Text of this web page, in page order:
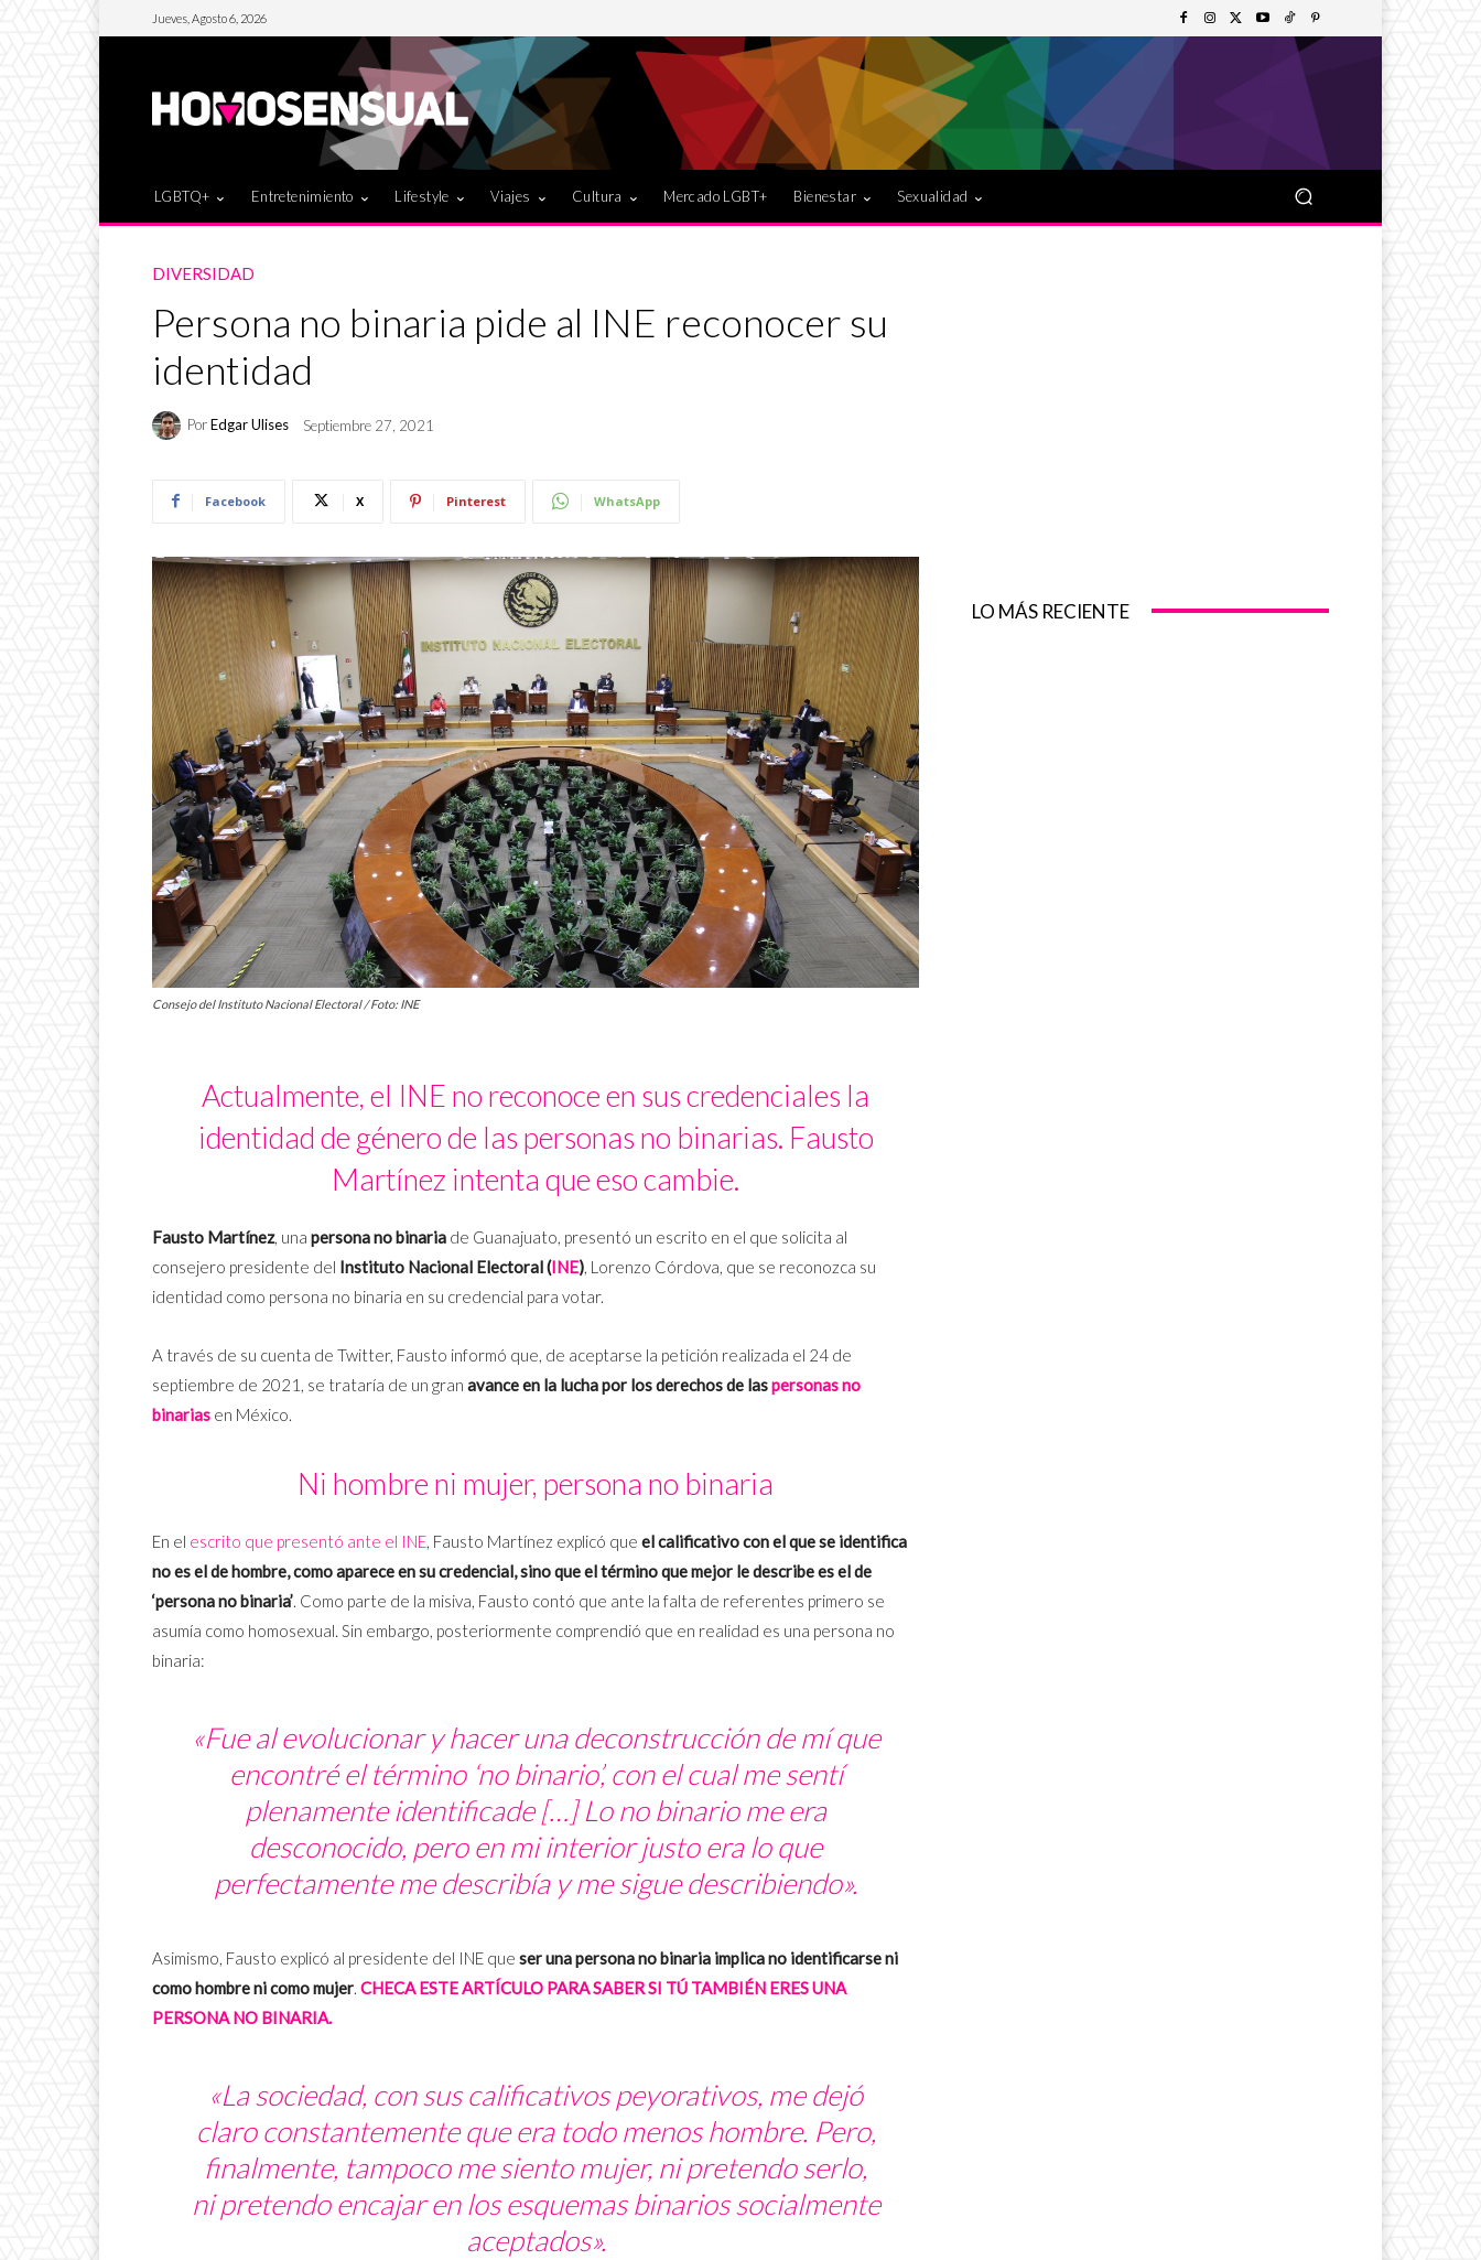
Jueves, Agosto 6, 2026
LGBTQ+ Entretenimiento Lifestyle Viajes Cultura Mercado LGBT+ Bienestar Sexualidad
DIVERSIDAD
Persona no binaria pide al INE reconocer su
identidad
PorEdgar Ulises Septiembre 27, 2021
Facebook X Pinterest WhatsApp
Consejo del Instituto Nacional Electoral / Foto: INE
Actualmente, el INE no reconoce en sus credenciales la
identidad de género de las personas no binarias. Fausto
Martínez intenta que eso cambie.
Fausto Martínez, una persona no binaria de Guanajuato, presentó un escrito en el que solicita al
consejero presidente del Instituto Nacional Electoral (INE), Lorenzo Córdova, que se reconozca su
identidad como persona no binaria en su credencial para votar.
A través de su cuenta de Twitter, Fausto informó que, de aceptarse la petición realizada el 24 de
septiembre de 2021, se trataría de un gran avance en la lucha por los derechos de laspersonas no
binarias en México.
Ni hombre ni mujer, persona no binaria
En el escrito que presentó ante el INE, Fausto Martínez explicó que el calificativo con el que se identifica
no es el de hombre, como aparece en su credencial, sino que el término que mejor le describe es el de
‘persona no binaria’. Como parte de la misiva, Fausto contó que ante la falta de referentes primero se
asumía como homosexual. Sin embargo, posteriormente comprendió que en realidad es una persona no
binaria:
«Fue al evolucionar y hacer una deconstrucción de mí que
encontré el término ‘no binario’, con el cual me sentí
plenamenteidentificade[…] Lo no binario me era
desconocido, pero en mi interior justo era lo que
perfectamente me describía y me sigue describiendo».
Asimismo, Fausto explicó al presidente del INE que ser una persona no binaria implica no identificarse ni
como hombre ni como mujer. CHECA ESTE ARTÍCULO PARA SABER SI TÚ TAMBIÉN ERES UNA
PERSONA NO BINARIA.
«La sociedad, con sus calificativos peyorativos, me dejó
claro constantemente que era todo menos hombre. Pero,
finalmente, tampoco me siento mujer, ni pretendo serlo,
ni pretendo encajar en los esquemas binarios socialmente
aceptados».
LO MÁS RECIENTE